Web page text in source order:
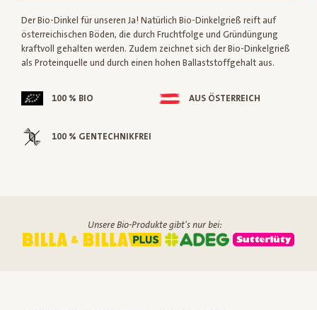
Der Bio-Dinkel für unseren Ja! Natürlich Bio-Dinkelgrieß reift auf
österreichischen Böden, die durch Fruchtfolge und Gründüngung
kraftvoll gehalten werden. Zudem zeichnet sich der Bio-Dinkelgrieß
als Proteinquelle und durch einen hohen Ballaststoffgehalt aus.
100 % BIO AUS ÖSTERREICH
100 % GENTECHNIKFREI
Unsere Bio-Produkte gibt's nur bei: